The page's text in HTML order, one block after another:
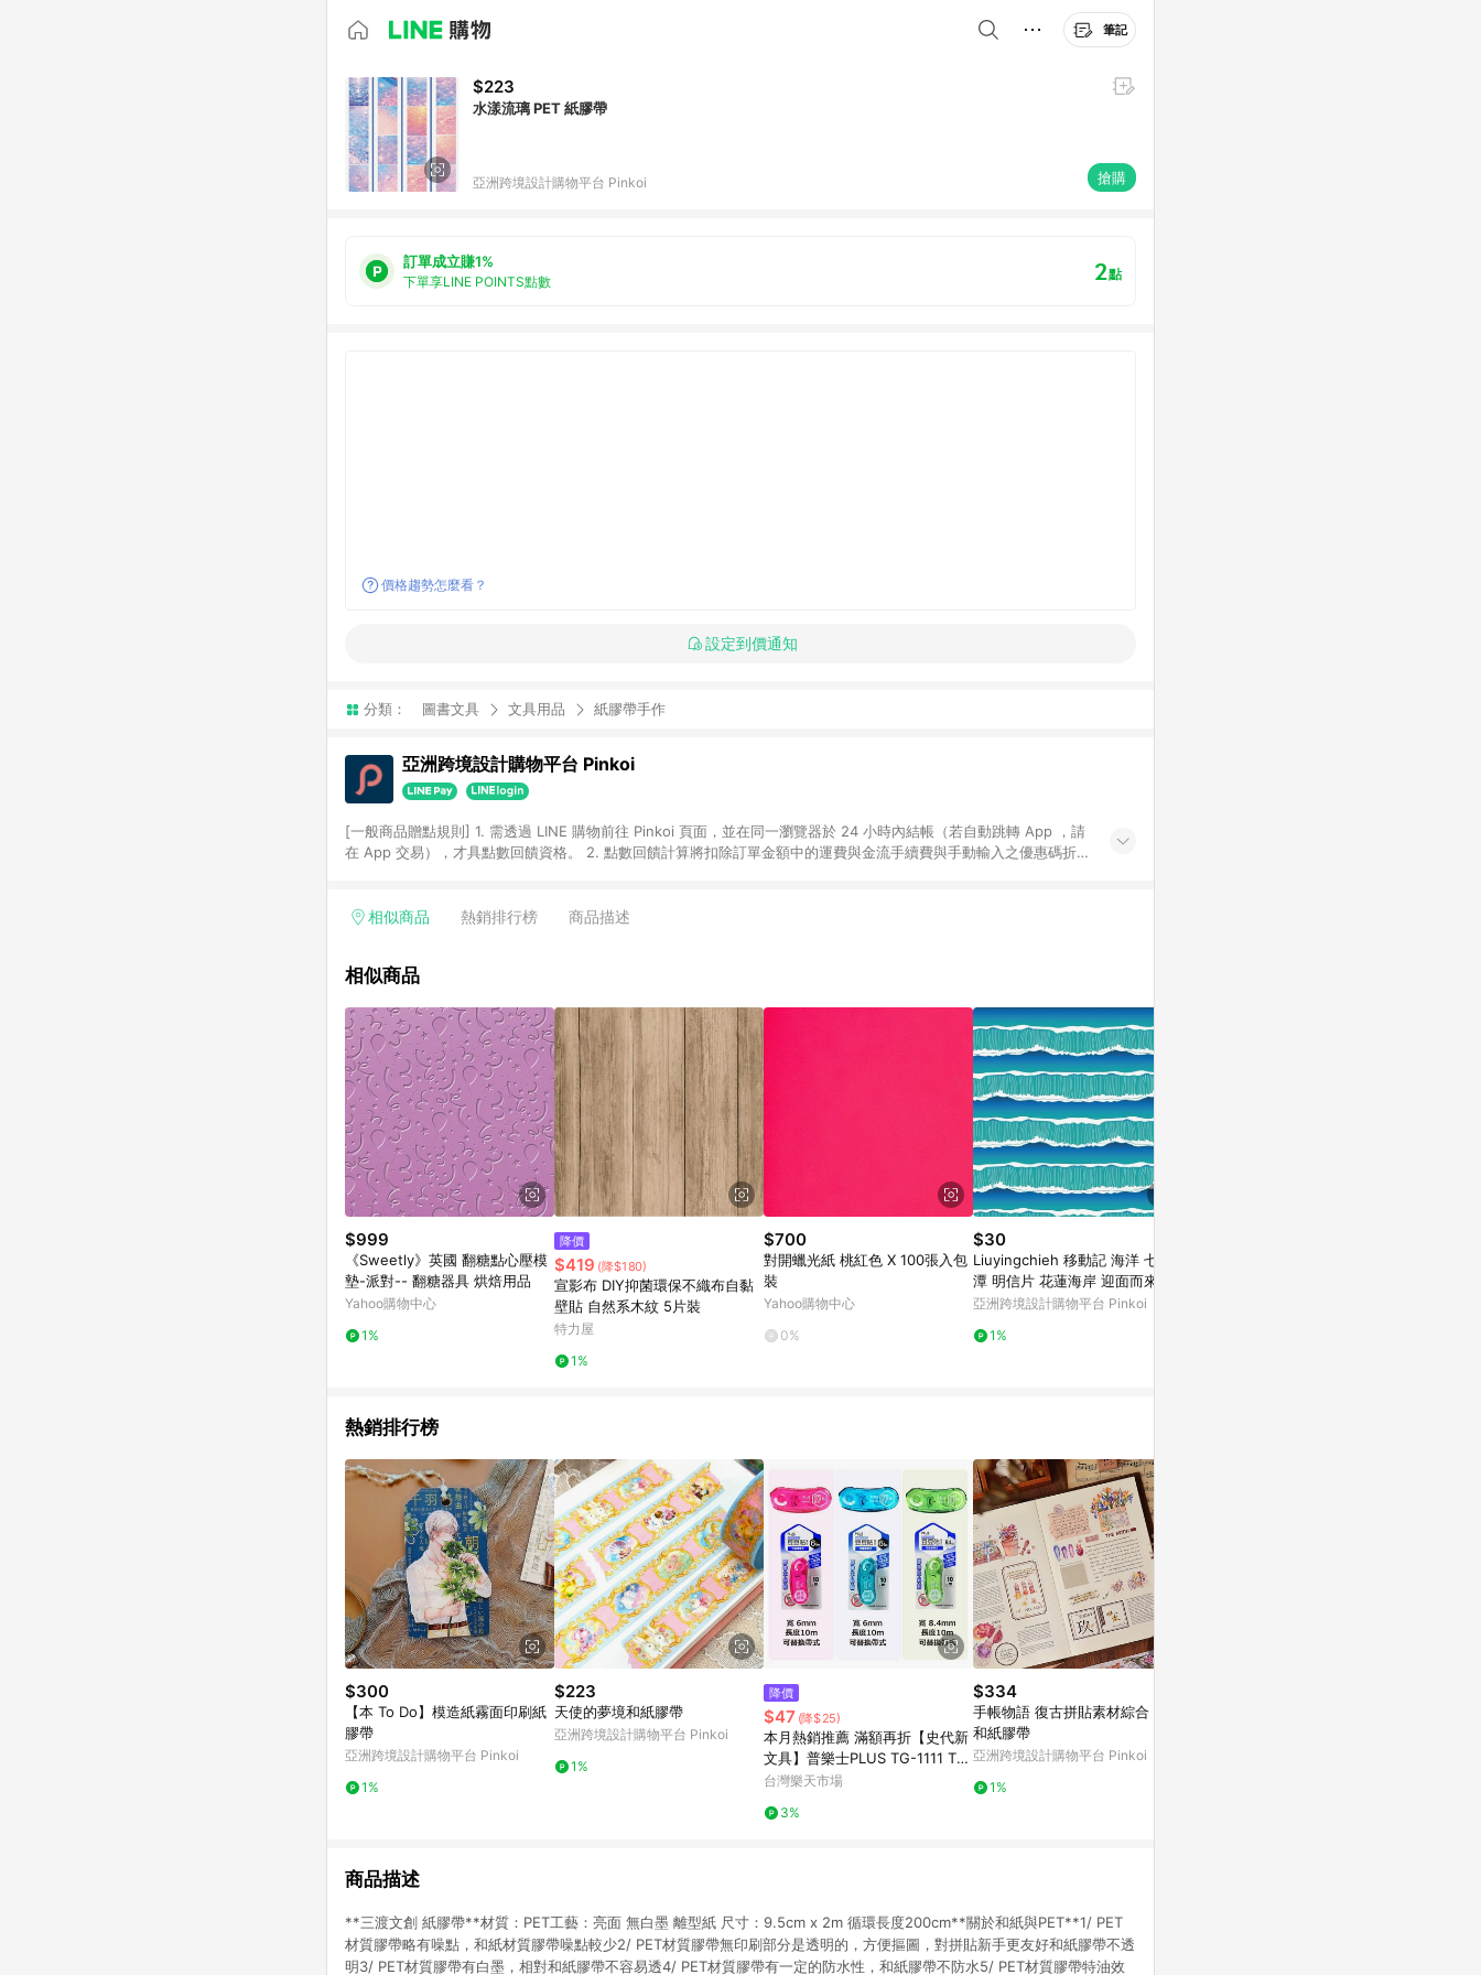
筆記
$223
水漾流璃 PET 紙膠帶
亞洲跨境設計購物平台 Pinkoi 搶購
訂單成立賺1%
下單享LINE POINTS點數 2點
價格趨勢怎麼看？
設定到價通知
分類： 圖書文具 文具用品 紙膠帶手作
亞洲跨境設計購物平台 Pinkoi
[一般商品贈點規則] 1. 需透過 LINE 購物前往 Pinkoi 頁面，並在同一瀏覽器於 24 小時內結帳（若自動跳轉 App ，請
在 App 交易），才具點數回饋資格。 2. 點數回饋計算將扣除訂單金額中的運費與金流手續費與手動輸入之優惠碼折
格，部分退款不在此限。 6. APP 請更新至Android v4.6.0 / iOS v4.1.5 以上才具贈點資格。 7. 點數將於出貨後 45 天
使用規則請以點數紅包活動說明為準。 11. 若於 LINE 購物前往 Pinkoi 頁面後才首次下載 Pinkoi APP 並完成訂單，不
相似商品 熱銷排行榜 商品描述
相似商品
$999
《Sweetly》英國 翻糖點心壓模
墊-派對-- 翻糖器具 烘焙用品
Yahoo購物中心
1%
降價
$419 (降$180)
宣影布 DIY抑菌環保不織布自黏
壁貼 自然系木紋 5片裝
特力屋
1%
$700
對開蠟光紙 桃紅色 X 100張入包
裝
Yahoo購物中心
0%
$30
Liuyingchieh 移動記 海洋 七星
潭 明信片 花蓮海岸 迎面而來的
浪
亞洲跨境設計購物平台 Pinkoi
1%
熱銷排行榜
$300
【本 To Do】模造紙霧面印刷紙
膠帶
亞洲跨境設計購物平台 Pinkoi
1%
$223
天使的夢境和紙膠帶
亞洲跨境設計購物平台 Pinkoi
1%
降價
$47 (降$25)
本月熱銷推薦 滿額再折【史代新
文具】普樂士PLUS TG-1111 TG
-1121 豆豆彩貼魔豆捲軸雙面膠
台灣樂天市場
3%
$334
手帳物語 復古拼貼素材綜合 PET
和紙膠帶
亞洲跨境設計購物平台 Pinkoi
1%
商品描述
**三渡文創 紙膠帶**材質：PET工藝：亮面 無白墨 離型紙 尺寸：9.5cm x 2m 循環長度200cm**關於和紙與PET**1/ PET
材質膠帶略有噪點，和紙材質膠帶噪點較少2/ PET材質膠帶無印刷部分是透明的，方便摳圖，對拼貼新手更友好和紙膠帶不透
明3/ PET材質膠帶有白墨，相對和紙膠帶不容易透4/ PET材質膠帶有一定的防水性，和紙膠帶不防水5/ PET材質膠帶特油效